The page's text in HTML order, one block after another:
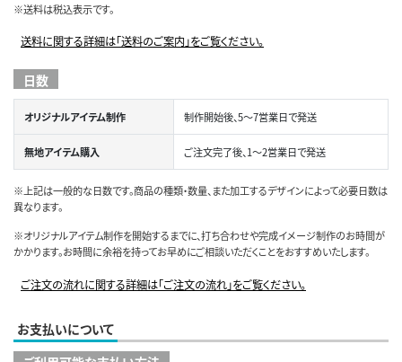
※送料は税込表示です。
送料に関する詳細は「送料のご案内」をご覧ください。
日数
オリジナルアイテム制作 制作開始後、5～7営業日で発送
無地アイテム購入 ご注文完了後、1～2営業日で発送
※上記は一般的な日数です。商品の種類・数量、また加工するデザインによって必要日数は
異なります。
※オリジナルアイテム制作を開始するまでに、打ち合わせや完成イメージ制作のお時間が
かかります。お時間に余裕を持ってお早めにご相談いただくことをおすすめいたします。
ご注文の流れに関する詳細は「ご注文の流れ」をご覧ください。
お支払いについて